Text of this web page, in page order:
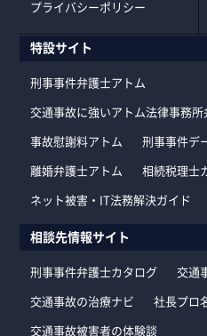
プライバシーポリシー
特設サイト
刑事事件弁護士アトム
交通事故に強いアトム法律事務
事故慰謝料アトム 刑事事件デ
離婚弁護士アトム 相続税理士
ネット被害・IT法務解決ガイド
相談先情報サイト
刑事事件弁護士カタログ 交通
交通事故の治療ナビ 社長プロ
交通事故被害者の体験談